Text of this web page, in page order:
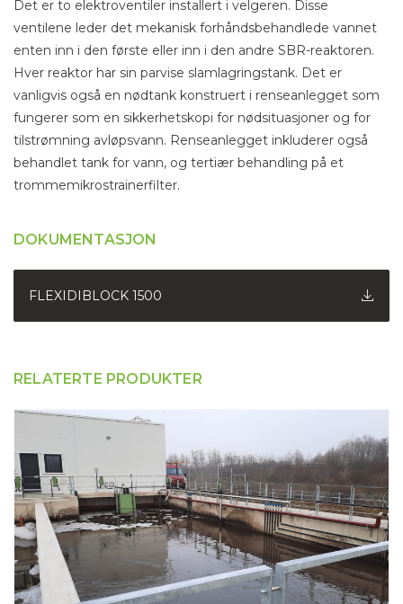
Det er to elektroventiler installert i velgeren. Disse
ventilene leder det mekanisk forhåndsbehandlede vannet
enten inn i den første eller inn i den andre SBR-reaktoren.
Hver reaktor har sin parvise slamlagringstank. Det er
vanligvis også en nødtank konstruert i renseanlegget som
fungerer som en sikkerhetskopi for nødsituasjoner og for
tilstrømning avløpsvann. Renseanlegget inkluderer også
behandlet tank for vann, og tertiær behandling på et
trommemikrostrainerfilter.
DOKUMENTASJON
FLEXIDIBLOCK 1500
RELATERTE PRODUKTER